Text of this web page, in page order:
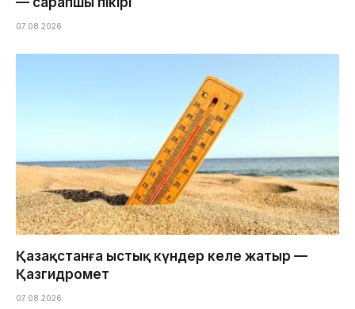
07.08.2026
Қазақстанға ыстық күндер келе жатыр —
Қазгидромет
07.08.2026